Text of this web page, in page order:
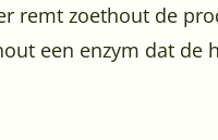
remt zoethout de
een enzym dat de